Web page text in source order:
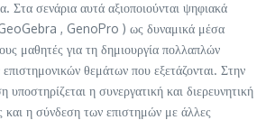
Στα σενάρια αυτά αξιοποιούνται ψηφιακά
GeoGebra , GenoPro ) ως δυναμικά μέσα
μαθητές για τη δημιουργία πολλαπλών
θεμάτων που εξετάζονται. Στην
υποστηρίζεται η συνεργατική και διερευνητική
η σύνδεση των επιστημών με άλλες